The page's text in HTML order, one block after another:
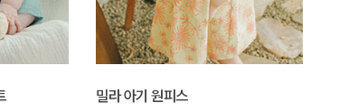
밀라 아기 원피스